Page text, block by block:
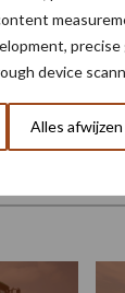
device
Alles afwijzen